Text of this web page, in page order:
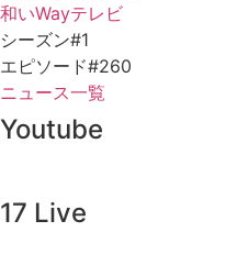
和いWayテレビ
シーズン#1
エピソード#260
ニュース一覧
Youtube
17 Live